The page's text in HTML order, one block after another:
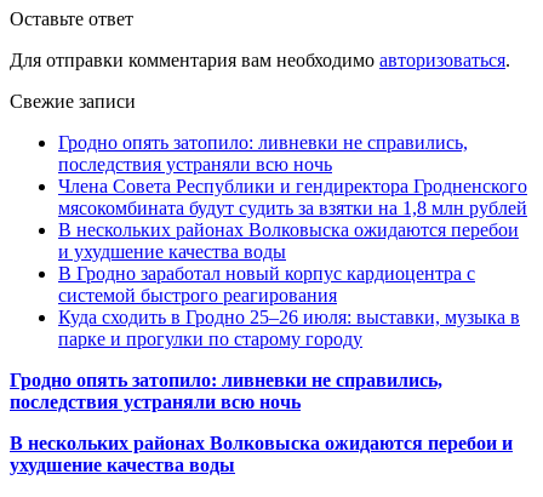
Оставьте ответ
Для отправки комментария вам необходимо авторизоваться.
Свежие записи
Гродно опять затопило: ливневки не справились,
последствия устраняли всю ночь
Члена Совета Республики и гендиректора Гродненского
мясокомбината будут судить за взятки на 1,8 млн рублей
В нескольких районах Волковыска ожидаются перебои
и ухудшение качества воды
В Гродно заработал новый корпус кардиоцентра с
системой быстрого реагирования
Куда сходить в Гродно 25–26 июля: выставки, музыка в
парке и прогулки по старому городу
Гродно опять затопило: ливневки не справились,
последствия устраняли всю ночь
В нескольких районах Волковыска ожидаются перебои и
ухудшение качества воды